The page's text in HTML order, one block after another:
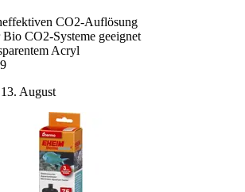
CO2-Auflösung
CO2-Systeme geeignet
Acryl
August